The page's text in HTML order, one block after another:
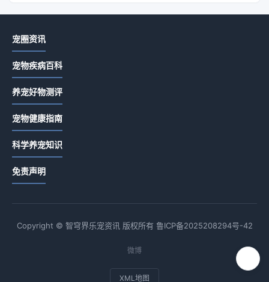
宠圈资讯
宠物疾病百科
养宠好物测评
宠物健康指南
科学养宠知识
免责声明
Copyright © 智穹界乐宠资讯 版权所有 鲁ICP备2025208294号-42
微博
XML地图